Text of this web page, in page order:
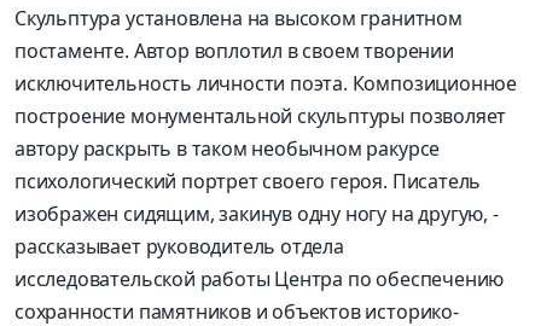
Скульптура установлена на высоком гранитном
постаменте. Автор воплотил в своем творении
исключительность личности поэта. Композиционное
построение монументальной скульптуры позволяет
автору раскрыть в таком необычном ракурсе
психологический портрет своего героя. Писатель
изображен сидящим, закинув одну ногу на другую, -
рассказывает руководитель отдела
исследовательской работы Центра по обеспечению
сохранности памятников и объектов историко-